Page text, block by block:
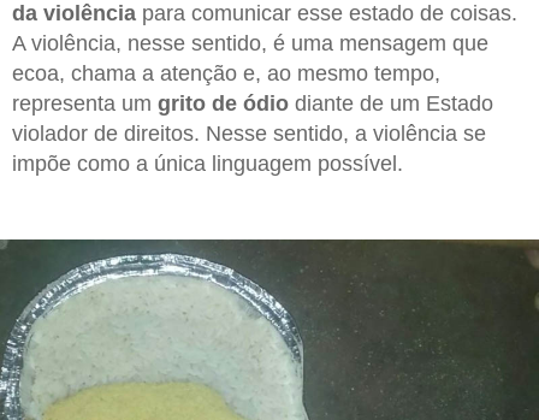
da violência para comunicar esse estado de coisas.
A violência, nesse sentido, é uma mensagem que
ecoa, chama a atenção e, ao mesmo tempo,
representa um grito de ódio diante de um Estado
violador de direitos. Nesse sentido, a violência se
impõe como a única linguagem possível.